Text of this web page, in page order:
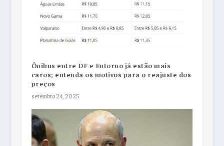
Ônibus entre DF e Entorno já estão mais
caros; entenda os motivos para o reajuste dos
preços
setembro 24, 2025